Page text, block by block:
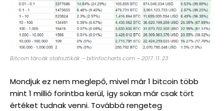
Bitcoin tárcák statisztikák – bitinfocharts.com – 2017. 11. 23
Mondjuk ez nem meglepő, mivel már 1 bitcoin több
mint 1 millió forintba kerül, így sokan már csak tört
értéket tudnak venni. Továbbá rengeteg